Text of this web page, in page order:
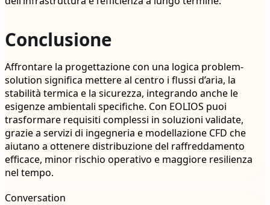
Conclusione
Affrontare la progettazione con una logica problem-
solution significa mettere al centro i flussi d’aria, la
stabilità termica e la sicurezza, integrando anche le
esigenze ambientali specifiche. Con EOLIOS puoi
trasformare requisiti complessi in soluzioni validate,
grazie a servizi di ingegneria e modellazione CFD che
aiutano a ottenere distribuzione del raffreddamento
efficace, minor rischio operativo e maggiore resilienza
nel tempo.
Conversation